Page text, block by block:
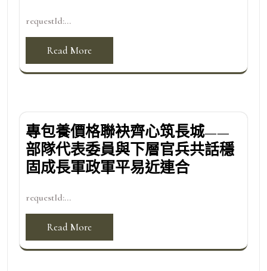
requestId:...
Read More
專包養價格聯袂齊心筑長城——
部隊代表委員與下層官兵共話穩
固成長軍政軍平易近連合
requestId:...
Read More